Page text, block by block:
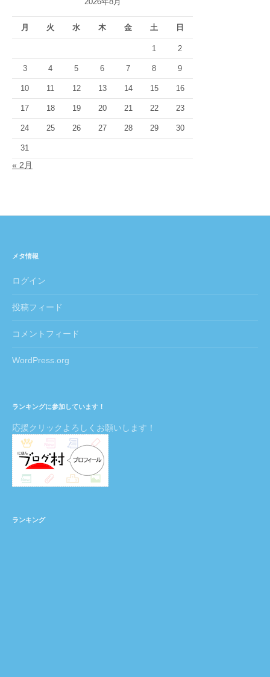
月 火 水 木 金 土 日
1 2
3 4 5 6 7 8 9
10 11 12 13 14 15 16
17 18 19 20 21 22 23
24 25 26 27 28 29 30
31
« 2月
メタ情報
ログイン
投稿フィード
コメントフィード
WordPress.org
ランキングに参加しています！
応援クリックよろしくお願いします！
ランキング